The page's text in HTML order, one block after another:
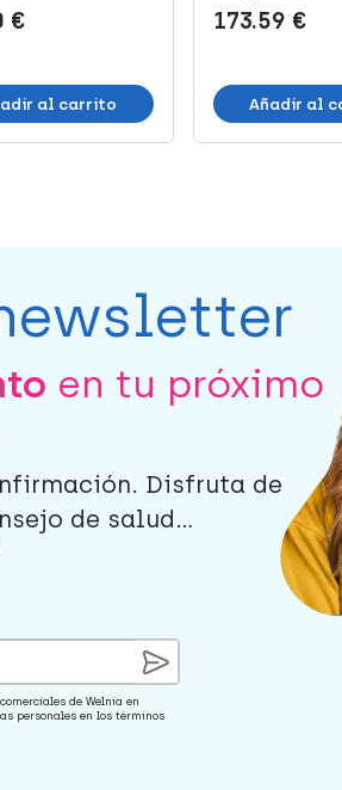
...
€
al carrito
Unidad
173.59 €
Añadir al
en tu próximo
Disfruta de
de salud...
de Welnia en
personales en los términos